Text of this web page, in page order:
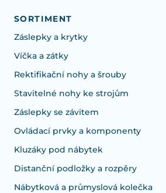
SORTIMENT
Záslepky a krytky
Víčka a zátky
Rektifikační nohy a šrouby
Stavitelné nohy ke strojům
Záslepky se závitem
Ovládací prvky a komponenty
Kluzáky pod nábytek
Distanční podložky a rozpěry
Nábytková a průmyslová kolečka